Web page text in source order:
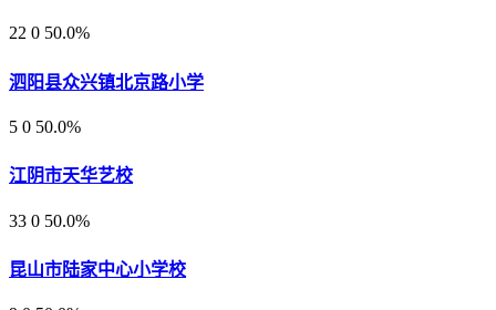
22 0 50.0%
泗阳县众兴镇北京路小学
5 0 50.0%
江阴市天华艺校
33 0 50.0%
昆山市陆家中心小学校